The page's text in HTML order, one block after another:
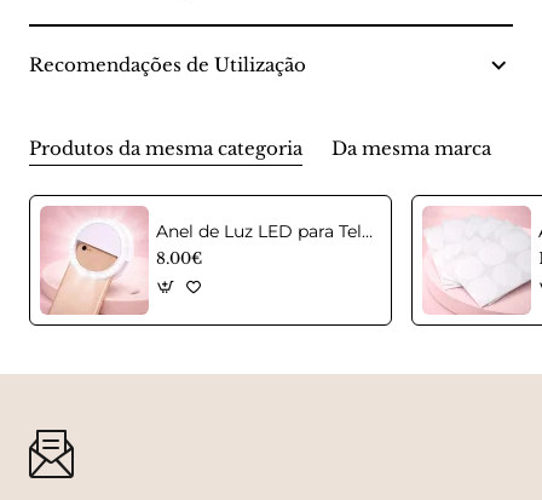
Recomendações de Utilização
Produtos da mesma categoria Da mesma marca
Anel de Luz LED para Telemóvel – Selfie Ring Light
8.00€